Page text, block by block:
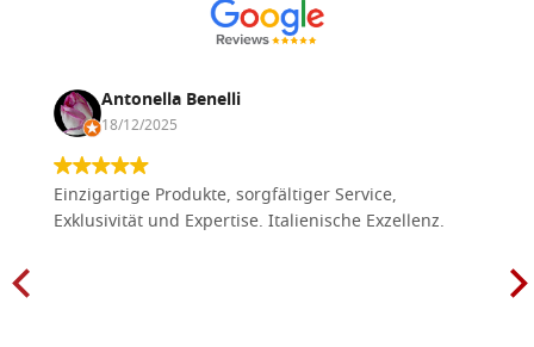
Antonella Benelli
18/12/2025
Einzigartige Produkte, sorgfältiger Service,
Exklusivität und Expertise. Italienische Exzellenz.